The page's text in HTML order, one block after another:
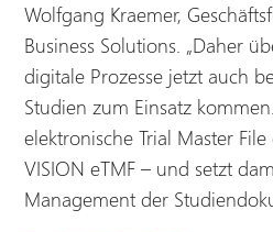
Wolfgang Kraemer,
Business Solutions. „Daher
digitale Prozesse jetzt auch
Studien zum Einsatz
elektronische Trial Master
VISION eTMF – und setzt
Management der